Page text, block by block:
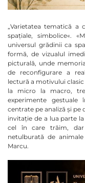
„Varietatea tematică a
spațiale, simbolice«.
universul grădinii ca
formă, de vizualul
picturală, unde
de reconfigurare a
lectură a motivului
la micro la macro,
experimente gestuale
centrate pe analiză și pe
invitație de a lua parte
cel în care trăim, dar
netulburată de
Marcu.